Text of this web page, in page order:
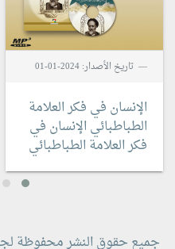
تاريخ الأصدار: 2024-01-01
الإنسان في فكر العلامة
الطباطبائيالإنسان في
فكر العلامة الطباطبائي
جميع حقوق النشر محفوظة